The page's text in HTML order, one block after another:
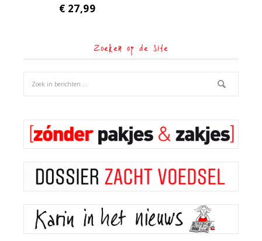
€ 27,99
Zoeken op de site